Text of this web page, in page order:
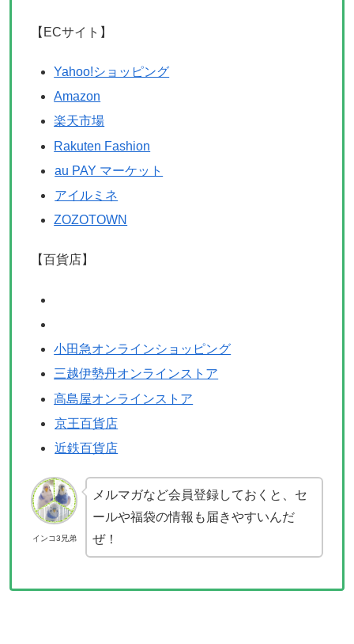
【ECサイト】
Yahoo!ショッピング
Amazon
楽天市場
Rakuten Fashion
au PAY マーケット
アイルミネ
ZOZOTOWN
【百貨店】
小田急オンラインショッピング
三越伊勢丹オンラインストア
高島屋オンラインストア
京王百貨店
近鉄百貨店
インコ3兄弟
メルマガなど会員登録しておくと、セ
ールや福袋の情報も届きやすいんだ
ぜ！